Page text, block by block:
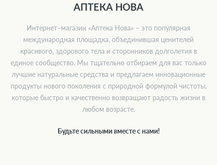
АПТЕКА НОВА
Интернет–магазин «Аптека Нова» – это популярная
международная площадка, объединившая ценителей
красивого, здорового тела и сторонников долголетия в
единое сообщество. Мы тщательно отбираем для вас только
лучшие натуральные средства и предлагаем инновационные
продукты нового поколения с природной формулой чистоты,
которые быстро и качественно возвращают радость жизни в
любом возрасте.
Будьте сильными вместе с нами!